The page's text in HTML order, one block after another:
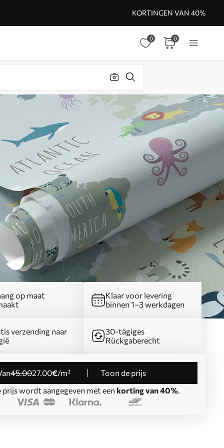
KORTINGEN VAN 40%
0 0
op maat
Klaar voor levering
binnen 1–3 werkdagen
verzending naar
30-tägiges
Rückgaberecht
Van45.0027.00€/m²
Toon de prijs
prijs wordt aangegeven met een korting van 40%.